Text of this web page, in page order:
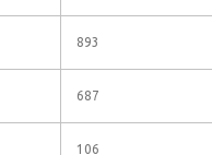
893
687
106